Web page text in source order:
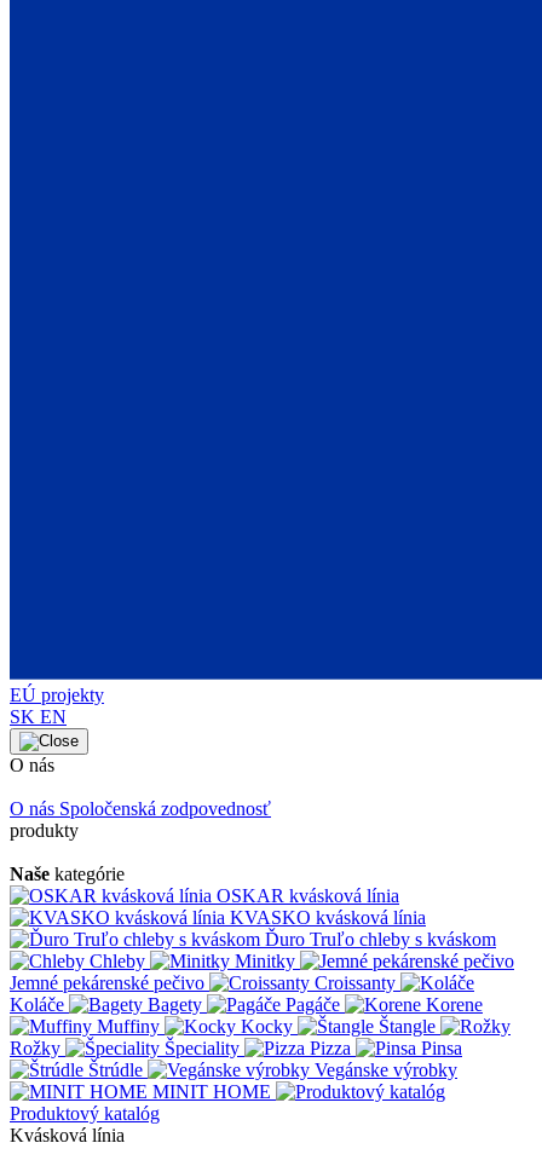
EÚ projekty
SK EN
O nás
O nás Spoločenská zodpovednosť
produkty
Naše kategórie
OSKAR kvásková línia
KVASKO kvásková línia
Ďuro Truľo chleby s kváskom
Chleby
Minitky
Jemné pekárenské pečivo
Croissanty
Koláče
Bagety Pagáče
Korene
Muffiny
Kocky
Štangle
Rožky
Špeciality Pizza
Pinsa
Štrúdle
Vegánske výrobky
MINIT HOME
Produktový katalóg
Kvásková línia